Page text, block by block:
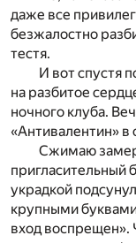
даже все
безжалостно
тестя.
И вот спустя
на разбитое
ночного клуба.
«Антивалентин» в
Сжимаю
пригласительный
украдкой
крупными
вход воспрещен».